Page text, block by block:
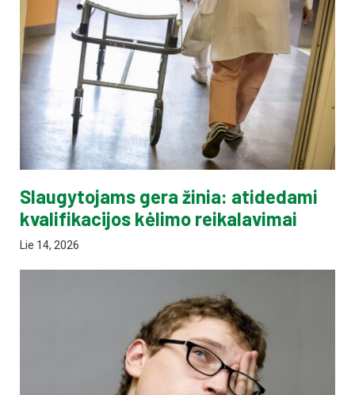
Slaugytojams gera žinia: atidedami
kvalifikacijos kėlimo reikalavimai
Lie 14, 2026